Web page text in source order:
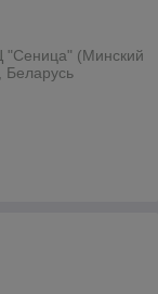
"Сеница" (Минский
Беларусь